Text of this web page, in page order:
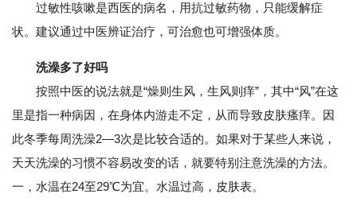
过敏性咳嗽是西医的病名，用抗过敏药物，只能缓解症
状。建议通过中医辨证治疗，可治愈也可增强体质。
洗澡多了好吗
按照中医的说法就是“燥则生风，生风则痒”，其中“风”在这
里是指一种病因，在身体内游走不定，从而导致皮肤瘙痒。因
此冬季每周洗澡2—3次是比较合适的。如果对于某些人来说，
天天洗澡的习惯不容易改变的话，就要特别注意洗澡的方法。
一，水温在24至29℃为宜。水温过高，皮肤表。